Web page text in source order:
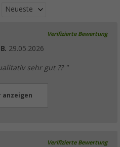
Neueste
Verifizierte Bewertung
29.05.2026
sehr gut ?? "
anzeigen
Verifizierte Bewertung